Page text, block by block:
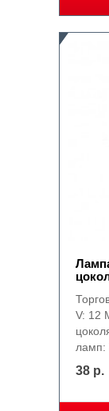
V: 12
ламп:
38 р.